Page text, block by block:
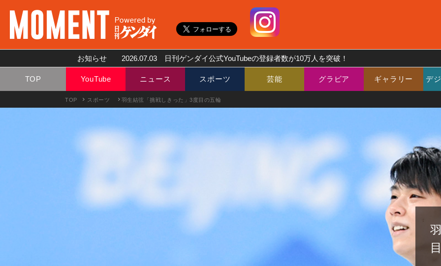
お知らせ 2026.07.03 日刊ゲンダイ公式YouTubeの登録者数が10万人を突破！
TOP YouTube ニュース スポーツ 芸能 グラビア ギャラリー デ
TOP スポーツ 羽生結弦「挑戦しきった」3度目の五輪